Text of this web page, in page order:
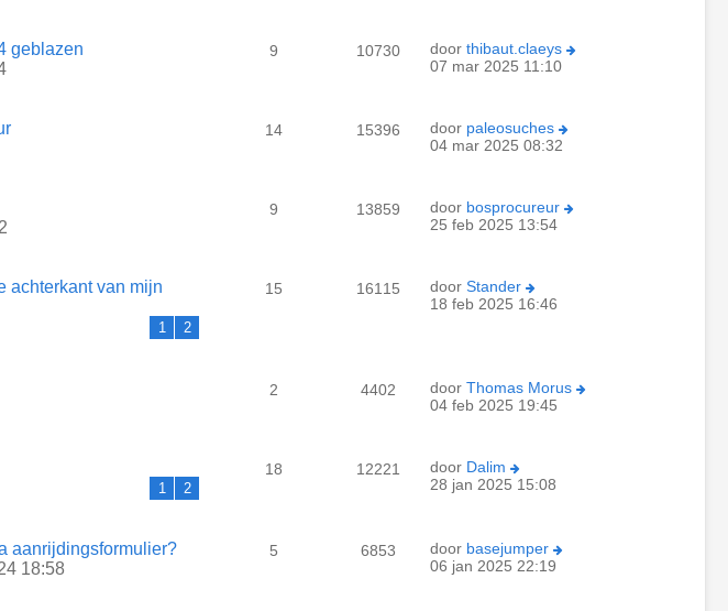
geblazen
9 10730 door thibaut.claeys
07 mar 2025 11:10
14 15396 door paleosuches
04 mar 2025 08:32
9 13859 door bosprocureur
25 feb 2025 13:54
achterkant van mijn
1 2
15 16115 door Stander
18 feb 2025 16:46
2 4402 door Thomas Morus
04 feb 2025 19:45
1 2
18 12221 door Dalim
28 jan 2025 15:08
aanrijdingsformulier?
18:58
5 6853 door basejumper
06 jan 2025 22:19